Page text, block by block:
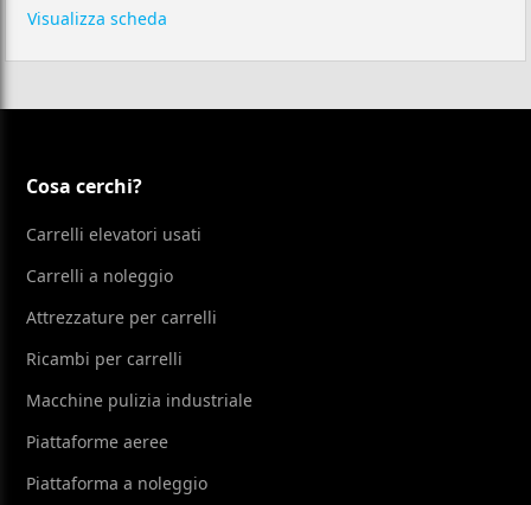
Visualizza scheda
Cosa cerchi?
Carrelli elevatori usati
Carrelli a noleggio
Attrezzature per carrelli
Ricambi per carrelli
Macchine pulizia industriale
Piattaforme aeree
Piattaforma a noleggio